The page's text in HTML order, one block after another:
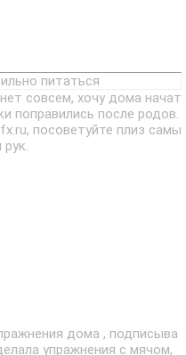
питаться
совсем, хочу дома начат
поправились после родов.
посоветуйте плиз самы
дома , подписыва
упражнения с мячом,